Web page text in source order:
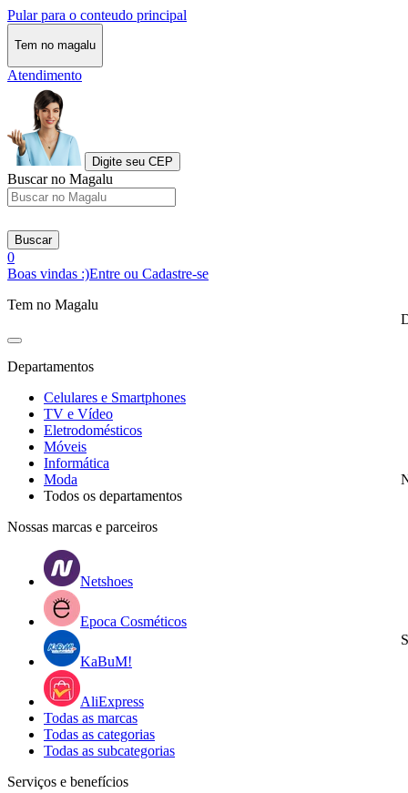
Pular para o conteudo principal
Tem no magalu
Atendimento
Digite seu CEP
Buscar no Magalu
Buscar
0
Boas vindas :)Entre ou Cadastre-se
Tem no Magalu
Departamentos
Celulares e Smartphones
TV e Vídeo
Eletrodomésticos
Móveis
Informática
Moda
Todos os departamentos
Nossas marcas e parceiros
Netshoes
Epoca Cosméticos
KaBuM!
AliExpress
Todas as marcas
Todas as categorias
Todas as subcategorias
Serviços e benefícios